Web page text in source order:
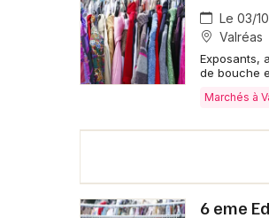
Le 03/
Valréas
Exposants,
de bouche
Marchés à
6 eme